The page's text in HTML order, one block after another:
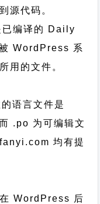
源代码。
编译的 Daily
WordPress 系
用的文件。
语言文件是
.po 为可编辑文
均有提
WordPress 后